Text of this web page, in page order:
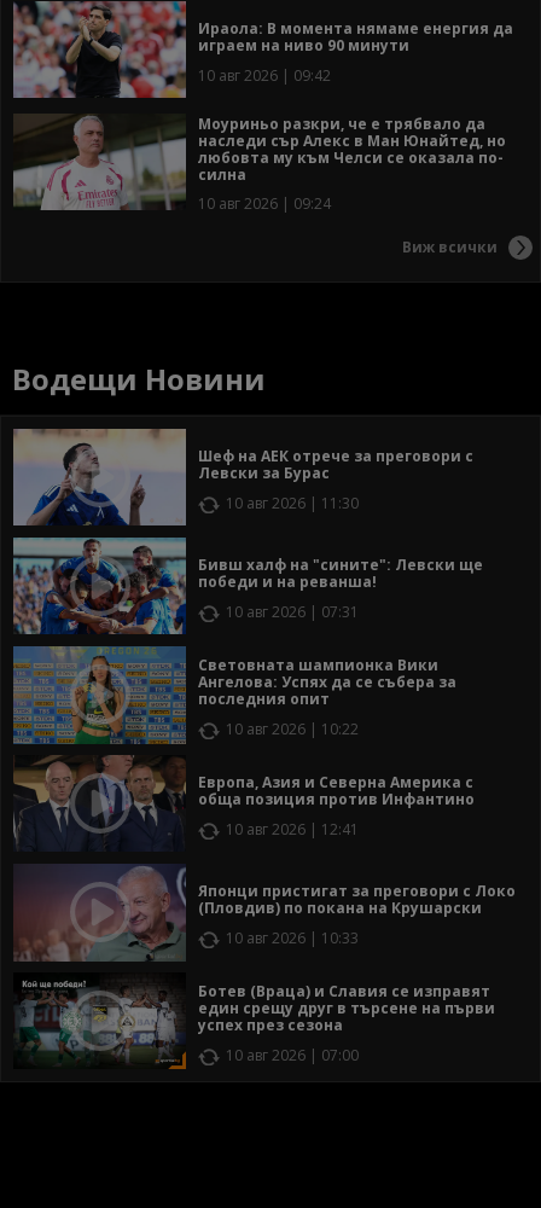
Ираола: В момента нямаме енергия да
играем на ниво 90 минути
10 авг 2026 | 09:42
Моуриньо разкри, че е трябвало да
наследи сър Алекс в Ман Юнайтед, но
любовта му към Челси се оказала по-
силна
10 авг 2026 | 09:24
Виж всички
Водещи Новини
Шеф на АЕК отрече за преговори с
Левски за Бурас
10 авг 2026 | 11:30
Бивш халф на "сините": Левски ще
победи и на реванша!
10 авг 2026 | 07:31
Световната шампионка Вики
Ангелова: Успях да се събера за
последния опит
10 авг 2026 | 10:22
Европа, Азия и Северна Америка с
обща позиция против Инфантино
10 авг 2026 | 12:41
Японци пристигат за преговори с Локо
(Пловдив) по покана на Крушарски
10 авг 2026 | 10:33
Ботев (Враца) и Славия се изправят
един срещу друг в търсене на първи
успех през сезона
10 авг 2026 | 07:00